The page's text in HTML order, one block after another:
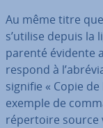
Au même titre
s’utilise depuis la
parenté évidente
res­pond à
signifie « Copie
exemple de
ré­per­toire source